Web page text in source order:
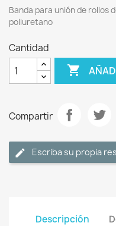
Banda para unión de rollos
poliuretano
Cantidad

Compartir
Escriba su propia
Descripción